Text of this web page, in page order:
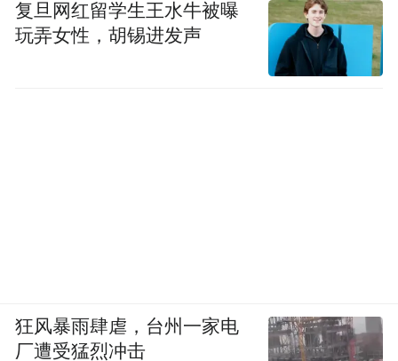
复旦网红留学生王水牛被曝
玩弄女性，胡锡进发声
狂风暴雨肆虐，台州一家电
厂遭受猛烈冲击